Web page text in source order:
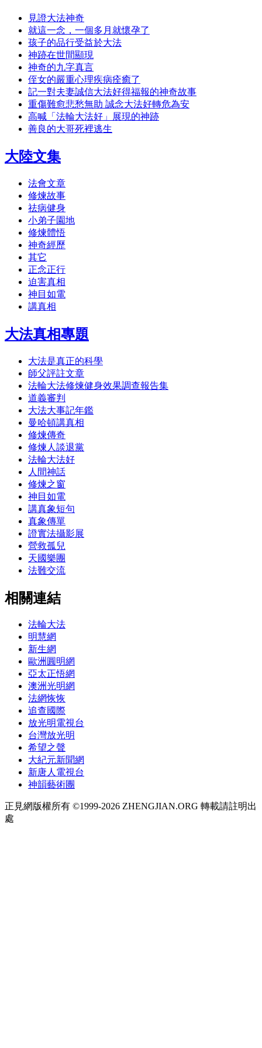
見證大法神奇
就這一念，一個多月就懷孕了
孩子的品行受益於大法
神跡在世間顯現
神奇的九字真言
侄女的嚴重心理疾病痊癒了
記一對夫妻誠信大法好得福報的神奇故事
重傷難愈悲愁無助 誠念大法好轉危為安
高喊「法輪大法好」展現的神跡
善良的大哥死裡逃生
大陸文集
法會文章
修煉故事
祛病健身
小弟子園地
修煉體悟
神奇經歷
其它
正念正行
迫害真相
神目如電
講真相
大法真相專題
大法是真正的科學
師父評註文章
法輪大法修煉健身效果調查報告集
道義審判
大法大事記年鑑
曼哈頓講真相
修煉傳奇
修煉人談退黨
法輪大法好
人間神話
修煉之窗
神目如電
講真象短句
真象傳單
證實法攝影展
營救孤兒
天國樂團
法難交流
相關連結
法輪大法
明慧網
新生網
歐洲圓明網
亞太正悟網
澳洲光明網
法網恢恢
追查國際
放光明電視台
台灣放光明
希望之聲
大紀元新聞網
新唐人電視台
神韻藝術團
正見網版權所有 ©1999-2026 ZHENGJIAN.ORG 轉載請註明出
處